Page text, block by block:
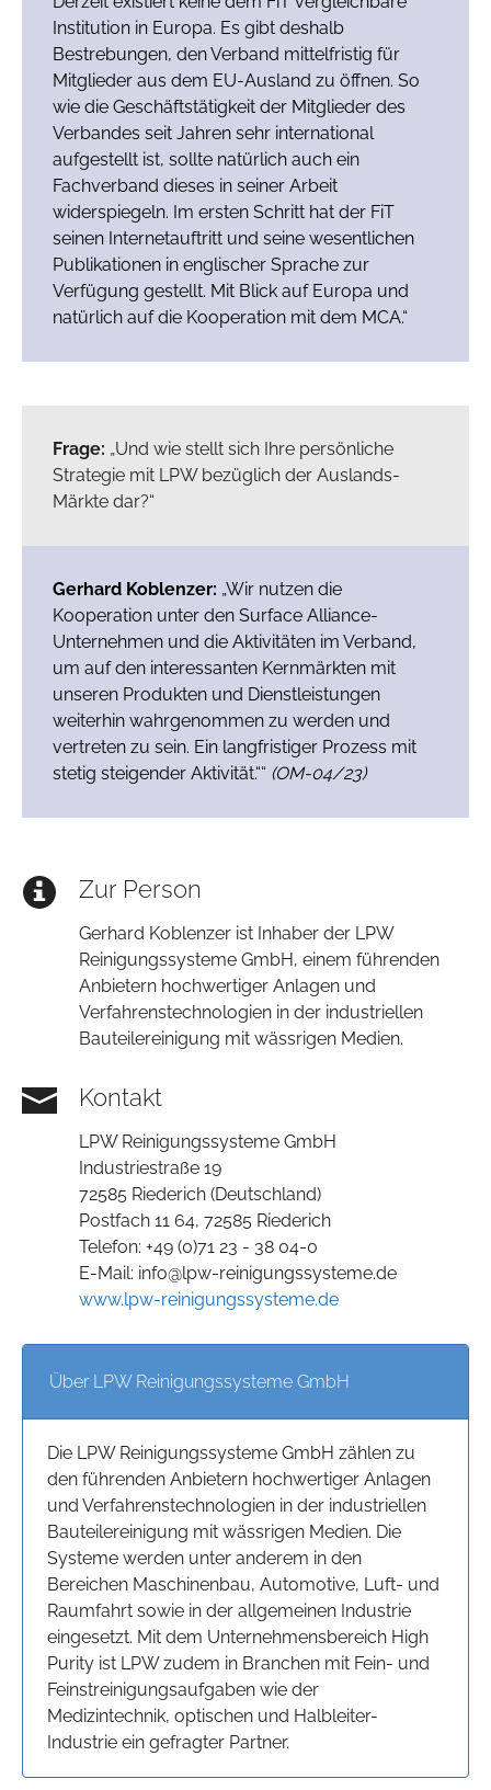
Institution in Europa. Es gibt deshalb
Bestrebungen, den Verband mittelfristig für
Mitglieder aus dem EU-Ausland zu öffnen. So
wie die Geschäftstätigkeit der Mitglieder des
Verbandes seit Jahren sehr international
aufgestellt ist, sollte natürlich auch ein
Fachverband dieses in seiner Arbeit
widerspiegeln. Im ersten Schritt hat der FiT
seinen Internetauftritt und seine wesentlichen
Publikationen in englischer Sprache zur
Verfügung gestellt. Mit Blick auf Europa und
natürlich auf die Kooperation mit dem MCA.“
Frage: „Und wie stellt sich Ihre persönliche
Strategie mit LPW bezüglich der Auslands-
Märkte dar?“
Gerhard Koblenzer: „Wir nutzen die
Kooperation unter den Surface Alliance-
Unternehmen und die Aktivitäten im Verband,
um auf den interessanten Kernmärkten mit
unseren Produkten und Dienstleistungen
weiterhin wahrgenommen zu werden und
vertreten zu sein. Ein langfristiger Prozess mit
stetig steigender Aktivität.““ (OM-04/23)
Zur Person
Gerhard Koblenzer ist Inhaber der LPW
Reinigungssysteme GmbH, einem führenden
Anbietern hochwertiger Anlagen und
Verfahrenstechnologien in der industriellen
Bauteilereinigung mit wässrigen Medien.
Kontakt
LPW Reinigungssysteme GmbH
Industriestraße 19
72585 Riederich (Deutschland)
Postfach 11 64, 72585 Riederich
Telefon: +49 (0)71 23 - 38 04-0
E-Mail: info@lpw-reinigungssysteme.de
www.lpw-reinigungssysteme.de
Über LPW Reinigungssysteme GmbH
Die LPW Reinigungssysteme GmbH zählen zu
den führenden Anbietern hochwertiger Anlagen
und Verfahrenstechnologien in der industriellen
Bauteilereinigung mit wässrigen Medien. Die
Systeme werden unter anderem in den
Bereichen Maschinenbau, Automotive, Luft- und
Raumfahrt sowie in der allgemeinen Industrie
eingesetzt. Mit dem Unternehmensbereich High
Purity ist LPW zudem in Branchen mit Fein- und
Feinstreinigungsaufgaben wie der
Medizintechnik, optischen und Halbleiter-
Industrie ein gefragter Partner.